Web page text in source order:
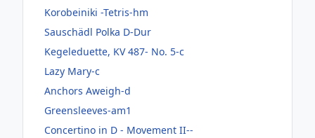
Korobeiniki -Tetris-hm
Sauschädl Polka D-Dur
Kegeleduette, KV 487- No. 5-c
Lazy Mary-c
Anchors Aweigh-d
Greensleeves-am1
Concertino in D - Movement II--